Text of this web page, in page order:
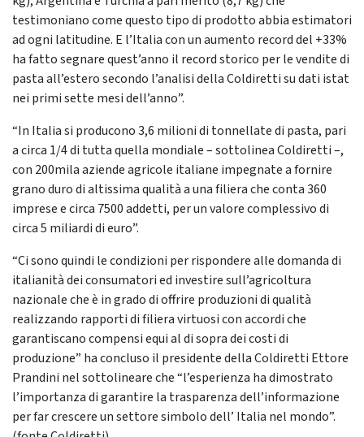
testimoniano come questo tipo di prodotto abbia estimatori
ad ogni latitudine. E l’Italia con un aumento record del +33%
ha fatto segnare quest’anno il record storico per le vendite di
pasta all’estero secondo l’analisi della Coldiretti su dati istat
nei primi sette mesi dell’anno”.
“In Italia si producono 3,6 milioni di tonnellate di pasta, pari
a circa 1/4 di tutta quella mondiale – sottolinea Coldiretti –,
con 200mila aziende agricole italiane impegnate a fornire
grano duro di altissima qualità a una filiera che conta 360
imprese e circa 7500 addetti, per un valore complessivo di
circa 5 miliardi di euro”.
“Ci sono quindi le condizioni per rispondere alle domanda di
italianità dei consumatori ed investire sull’agricoltura
nazionale che è in grado di offrire produzioni di qualità
realizzando rapporti di filiera virtuosi con accordi che
garantiscano compensi equi al di sopra dei costi di
produzione” ha concluso il presidente della Coldiretti Ettore
Prandini nel sottolineare che “l’esperienza ha dimostrato
l’importanza di garantire la trasparenza dell’informazione
per far crescere un settore simbolo dell’ Italia nel mondo”.